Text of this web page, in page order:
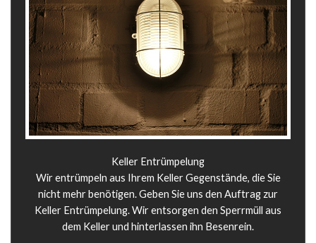
Keller Entrümpelung
Wir entrümpeln aus Ihrem Keller Gegenstände, die Sie
nicht mehr benötigen. Geben Sie uns den Auftrag zur
Keller Entrümpelung. Wir entsorgen den Sperrmüll aus
dem Keller und hinterlassen ihn Besenrein.